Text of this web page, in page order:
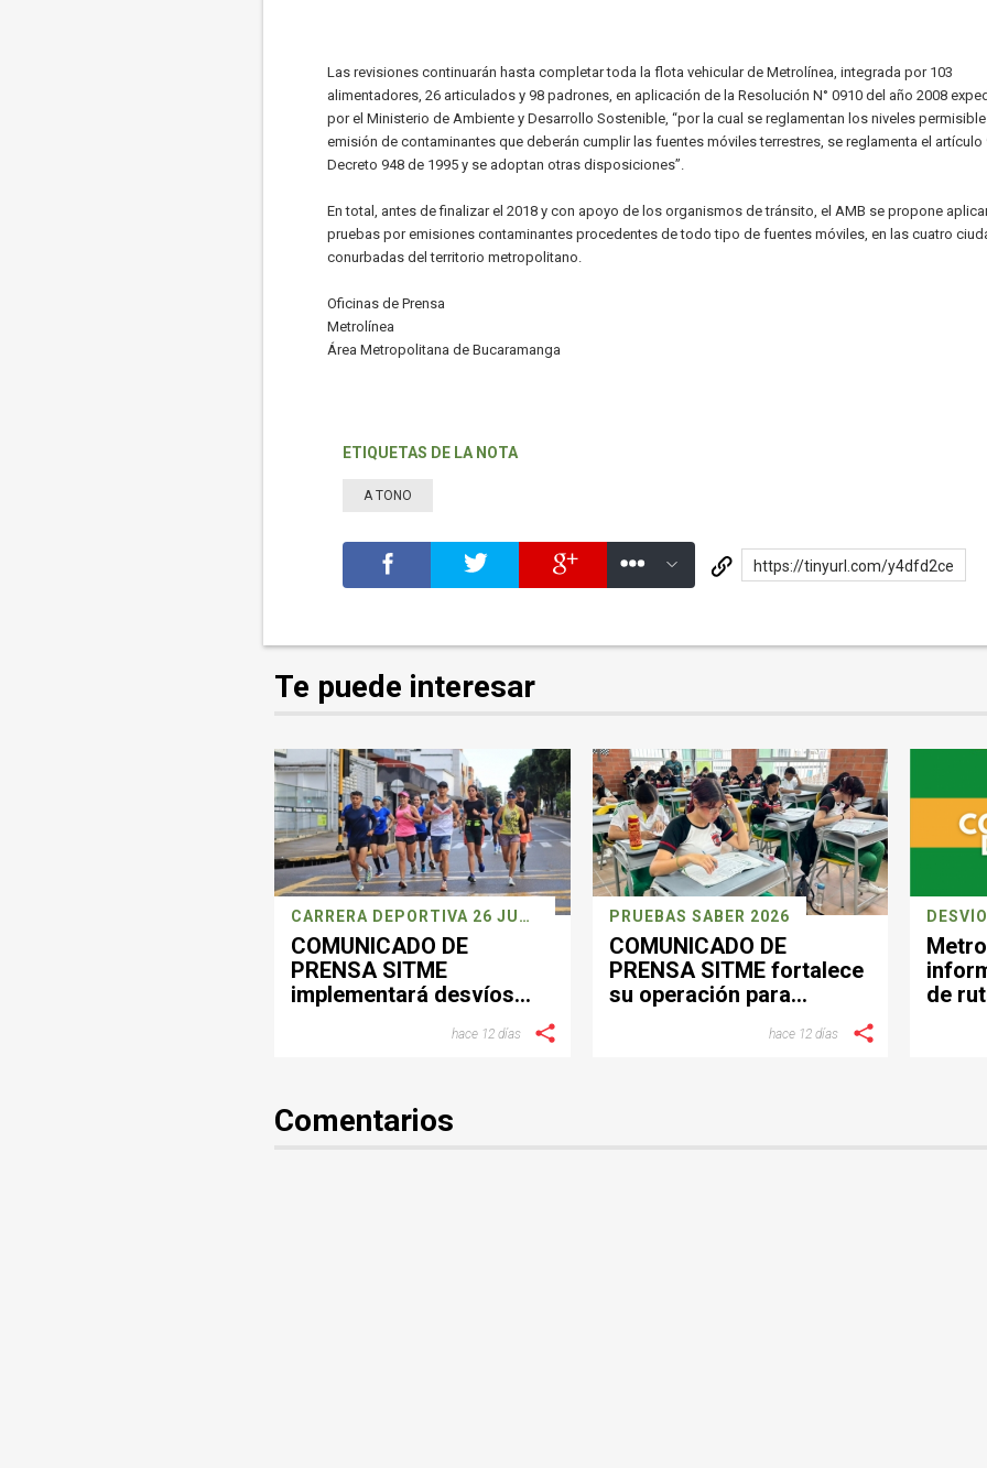
Las revisiones continuarán hasta completar toda la flota vehicular de Metrolínea, integrada por 103
alimentadores, 26 articulados y 98 padrones, en aplicación de la Resolución N° 0910 del año 2008
por el Ministerio de Ambiente y Desarrollo Sostenible, “por la cual se reglamentan los niveles
emisión de contaminantes que deberán cumplir las fuentes móviles terrestres, se reglamenta el artículo
Decreto 948 de 1995 y se adoptan otras disposiciones”.
En total, antes de finalizar el 2018 y con apoyo de los organismos de tránsito, el AMB se propone
pruebas por emisiones contaminantes procedentes de todo tipo de fuentes móviles, en las cuatro
conurbadas del territorio metropolitano.
Oficinas de Prensa
Metrolínea
Área Metropolitana de Bucaramanga
ETIQUETAS DE LA NOTA
A TONO
https://tinyurl.com/y4dfd2ce
Te puede interesar
CARRERA DEPORTIVA 26 JULIO
COMUNICADO DE
PRENSA SITME
implementará desvíos
domingo por jornada
hace 12 días
PRUEBAS SABER 2026
COMUNICADO DE
PRENSA SITME fortalece
su operación para
durante la jornada de las
hace 12 días
de
Comentarios